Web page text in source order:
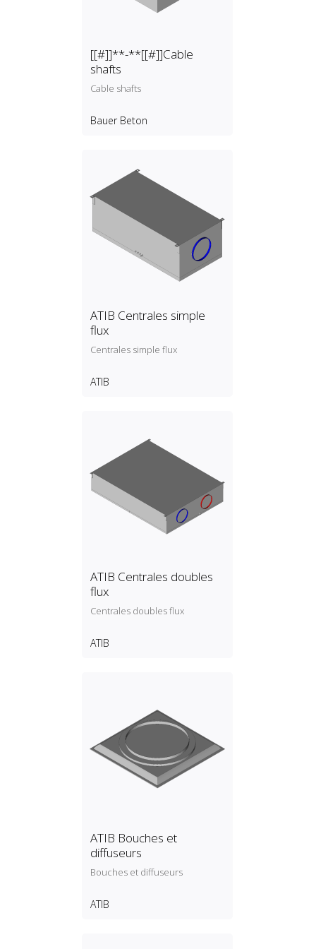
[[#]]**-**[[#]]Cable
shafts
Cable shafts
Bauer Beton
ATIB Centrales simple
flux
Centrales simple flux
ATIB
ATIB Centrales doubles
flux
Centrales doubles flux
ATIB
ATIB Bouches et
diffuseurs
Bouches et diffuseurs
ATIB